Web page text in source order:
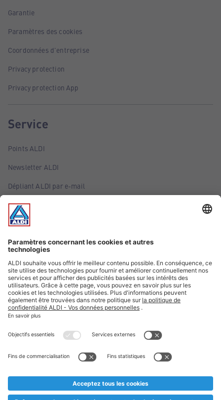
Garantie
Paramètres des cookies
Coordonnées d'entreprise
Privacy protection
Privacy protection App
Service
Points ALDI
Newsletter ALDI
Dépliant ALDI par e-mail
Offres
Infos essentielles
Suivez ALDI Belgique
Textes marqués d'un astérisque et mentions légales
* Nous vendons ces articles temporairement et jusqu'à
au cas où, malgré le planning bien étudié, nous serions
prématurément en rupture de stock. Prix Recupel et TVA incl.
** Sur ce site, l’utilisation de la forme masculine a été adoptée